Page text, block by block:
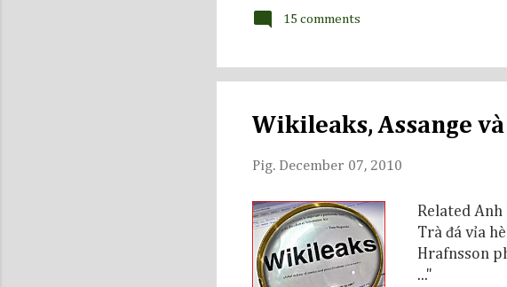
15 comments
Wikileaks, Assange
Pig. December 07, 2010
Related Anh
Trà đá vỉa
Hrafnsson
..."